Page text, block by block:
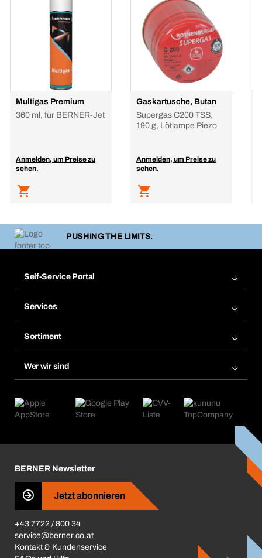
Multigas Premium
360 ml, für BERNER-Jet
Anmelden, um Preise zu
sehen.
Gaskartusche, Butan
Supergas C200 TSS,
190 g, Lötlampe Piezo
Anmelden, um Preise zu
sehen.
PUSHING THE LIMITS.
Self-Service Portal
Merklisten
Nachbestellungen
Abo-Funktion
Services
Chemical Safety Management
eProcurement
Produktfinder
Sortiment
Kataloge & Broschüren
Wer wir sind
Was uns antreibt
Presse
Business Conduct
BERNER Newsletter
Jetzt abonnieren
+43 7722 / 800 34
service@berner.co.at
Kontakt & Kundenservice